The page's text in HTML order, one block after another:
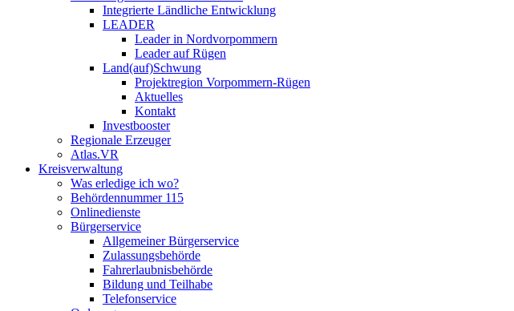
Integrierte Ländliche Entwicklung
LEADER
Leader in Nordvorpommern
Leader auf Rügen
Land(auf)Schwung
Projektregion Vorpommern-Rügen
Aktuelles
Kontakt
Investbooster
Regionale Erzeuger
Atlas.VR
Kreisverwaltung
Was erledige ich wo?
Behördennummer 115
Onlinedienste
Bürgerservice
Allgemeiner Bürgerservice
Zulassungsbehörde
Fahrerlaubnisbehörde
Bildung und Teilhabe
Telefonservice